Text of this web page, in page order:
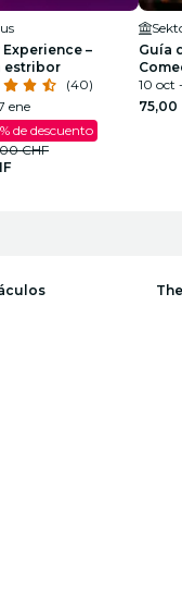
–
estribor
(40)
ene
de descuento
CHF
Guía
10 oct
75,00